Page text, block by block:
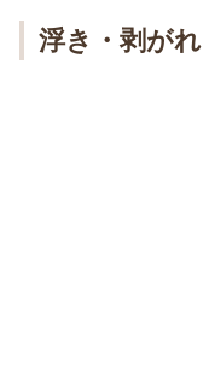
浮き・剥がれ